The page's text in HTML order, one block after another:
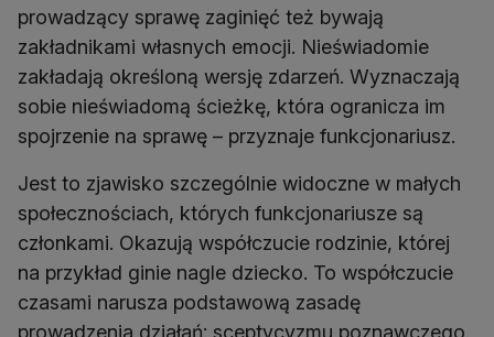
prowadzący sprawę zaginięć też bywają
zakładnikami własnych emocji. Nieświadomie
zakładają określoną wersję zdarzeń. Wyznaczają
sobie nieświadomą ścieżkę, która ogranicza im
spojrzenie na sprawę – przyznaje funkcjonariusz.
Jest to zjawisko szczególnie widoczne w małych
społecznościach, których funkcjonariusze są
członkami. Okazują współczucie rodzinie, której
na przykład ginie nagle dziecko. To współczucie
czasami narusza podstawową zasadę
prowadzenia działań: sceptycyzmu poznawczego.